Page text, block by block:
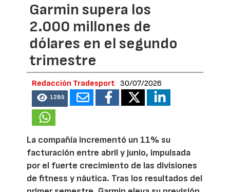
Garmin supera los
2.000 millones de
dólares en el segundo
trimestre
Redacción Tradesport 30/07/2026
1285
La compañía incrementó un 11% su
facturación entre abril y junio, impulsada
por el fuerte crecimiento de las divisiones
de fitness y náutica. Tras los resultados del